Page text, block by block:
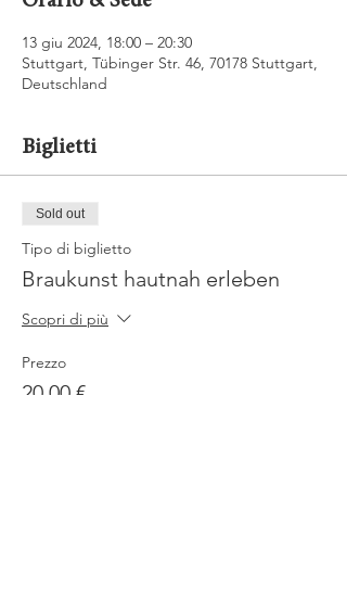
13 giu 2024, 18:00 – 20:30
Stuttgart, Tübinger Str. 46, 70178 Stuttgart,
Deutschland
Biglietti
Sold out
Tipo di biglietto
Braukunst hautnah erleben
Scopri di più
Prezzo
20,00 €